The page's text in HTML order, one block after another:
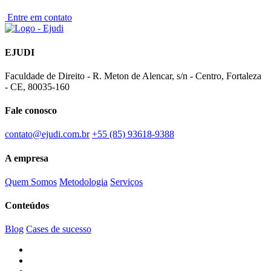
Entre em contato
EJUDI
Faculdade de Direito - R. Meton de Alencar, s/n - Centro, Fortaleza
- CE, 80035-160
Fale conosco
contato@ejudi.com.br +55 (85) 93618-9388
A empresa
Quem Somos Metodologia Serviços
Conteúdos
Blog Cases de sucesso